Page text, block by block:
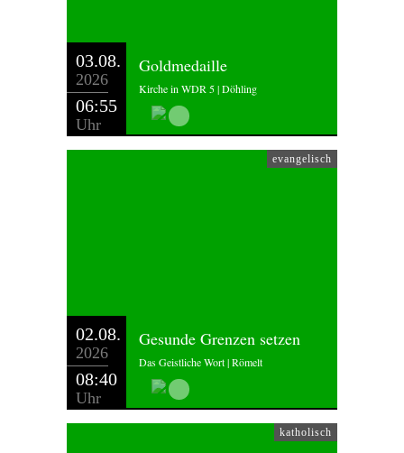
03.08.
2026
06:55
Uhr
Goldmedaille
Kirche in WDR 5 | Döhling
evangelisch
02.08.
2026
08:40
Uhr
Gesunde Grenzen setzen
Das Geistliche Wort | Römelt
katholisch